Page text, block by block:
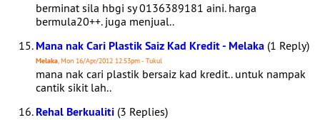
berminat sila hbgi sy 0136389181 aini. harga
bermula20++. juga menjual..
Mana nak Cari Plastik Saiz Kad Kredit - Melaka (1 Reply)
Melaka, Mon 16/Apr/2012 12:53pm - Tukul
mana nak cari plastik bersaiz kad kredit.. untuk nampak
cantik sikit lah..
Rehal Berkualiti (3 Replies)